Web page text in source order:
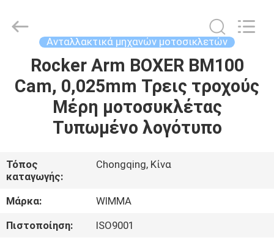
ΣΠΊΤΙ
ΠΡΟΪΌΝΤΑ
ΣΧΕΤΙΚΆ
ΜΕ
ΕΜΆΣ
Parts
Ανταλλακτικά μηχανών μοτοσικλετών
Rocker Arm BOXER BM100
Cam, 0,025mm Τρεις τροχούς
Μέρη μοτοσυκλέτας
Τυπωμένο λογότυπο
Τόπος
καταγωγής:
Chongqing, Κίνα
Μάρκα:
WIMMA
Πιστοποίηση:
ISO9001